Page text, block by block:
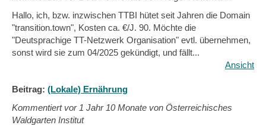
Hallo, ich, bzw. inzwischen TTBI hütet seit Jahren die Domain
"transition.town", Kosten ca. €/J. 90. Möchte die
"Deutsprachige TT-Netzwerk Organisation" evtl. übernehmen,
sonst wird sie zum 04/2025 gekündigt, und fällt...
Ansicht
Beitrag: (Lokale) Ernährung
Kommentiert vor 1 Jahr 10 Monate von Österreichisches
Waldgarten Institut